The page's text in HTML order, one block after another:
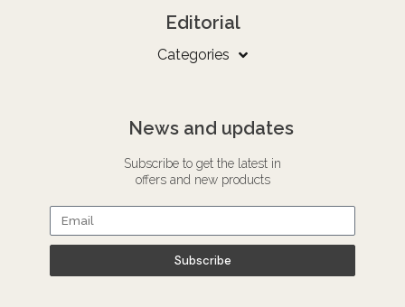
Editorial
Categories
News and updates
Subscribe to get the latest in
offers and new products
Subscribe